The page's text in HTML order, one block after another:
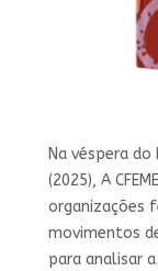
Na véspera
(2025), A
organizações
movimentos
para analisar